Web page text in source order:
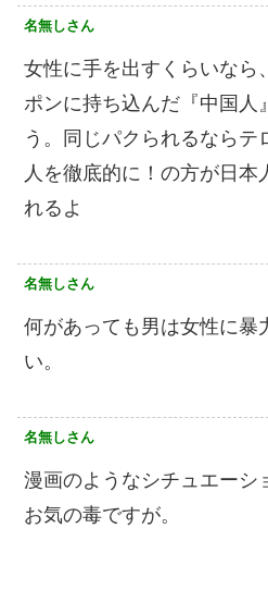
名無しさん
女性に手を出すくらいなら
ポンに持ち込んだ『中国人
う。同じパクられるならテ
人を徹底的に！の方が日本
れるよ
名無しさん
何があっても男は女性に暴
い。
名無しさん
漫画のようなシチュエー
お気の毒ですが。